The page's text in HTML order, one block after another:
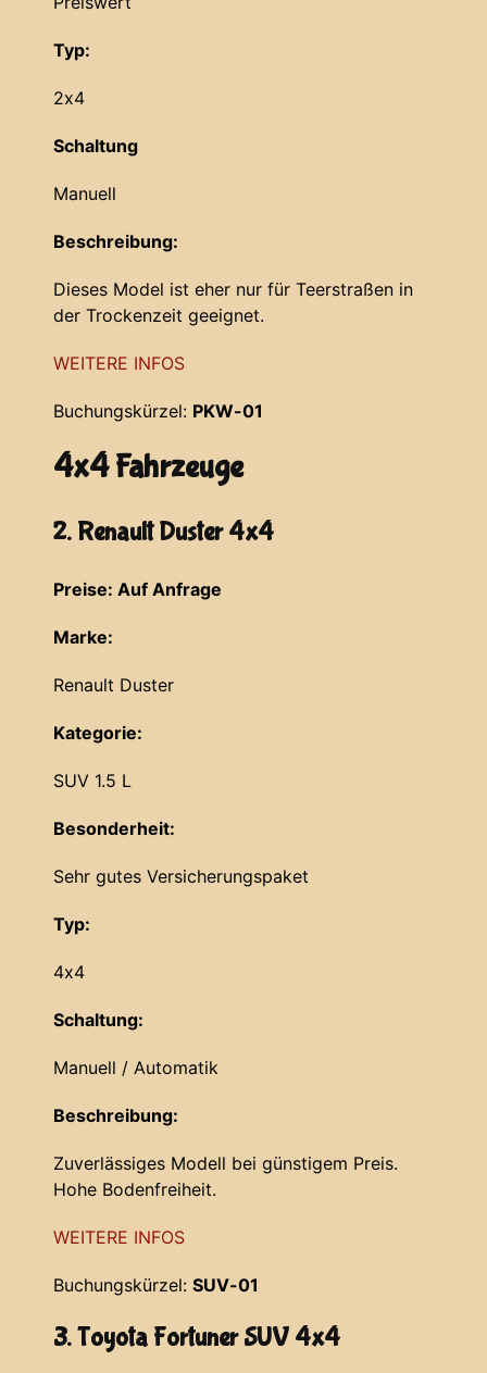
Typ:
2x4
Schaltung
Manuell
Beschreibung:
Dieses Model ist eher nur für Teerstraßen in
der Trockenzeit geeignet.
WEITERE INFOS
Buchungskürzel: PKW-01
4x4 Fahrzeuge
2. Renault Duster 4x4
Preise: Auf Anfrage
Marke:
Renault Duster
Kategorie:
SUV 1.5 L
Besonderheit:
Sehr gutes Versicherungspaket
Typ:
4x4
Schaltung:
Manuell / Automatik
Beschreibung:
Zuverlässiges Modell bei günstigem Preis.
Hohe Bodenfreiheit.
WEITERE INFOS
Buchungskürzel: SUV-01
3. Toyota Fortuner SUV 4x4